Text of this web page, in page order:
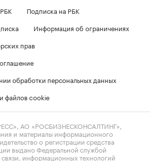
Подписка на РБК
Информация об ограничениях
прав
обработки персональных данных
файлов cookie
АО «РОСБИЗНЕСКОНСАЛТИНГ»,
и материалы информационного
о регистрации средства
выдано Федеральной службой
информационных технологий